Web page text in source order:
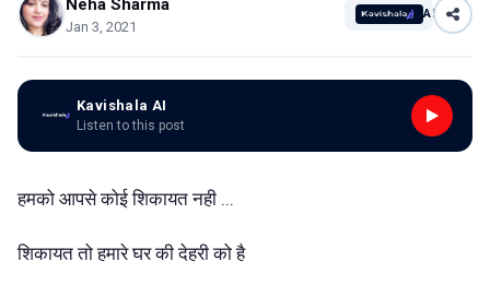
Neha Sharma
Jan 3, 2021
AI
Kavishala AI
Listen to this post
हमको आपसे कोई शिकायत नही ...
शिकायत तो हमारे घर की देहरी को है